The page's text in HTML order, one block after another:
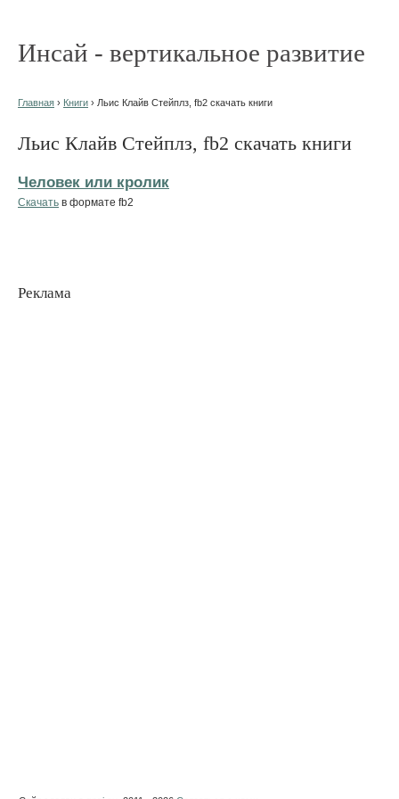
Инсай - вертикальное развитие
Главная › Книги › Льис Клайв Стейплз, fb2 скачать книги
Льис Клайв Стейплз, fb2 скачать книги
Человек или кролик
Скачать в формате fb2
Реклама